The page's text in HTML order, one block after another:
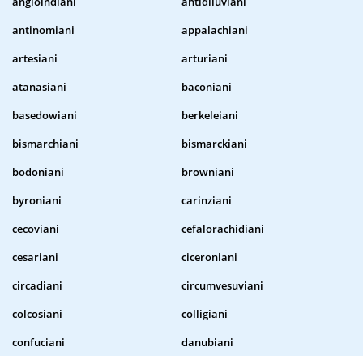
antinomiani
appalachiani
artesiani
arturiani
atanasiani
baconiani
basedowiani
berkeleiani
bismarchiani
bismarckiani
bodoniani
browniani
byroniani
carinziani
cecoviani
cefalorachidiani
cesariani
ciceroniani
circadiani
circumvesuviani
colcosiani
colligiani
confuciani
danubiani